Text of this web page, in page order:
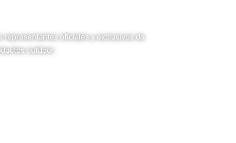
representantes oficiales y exclusivos de
outdoor.